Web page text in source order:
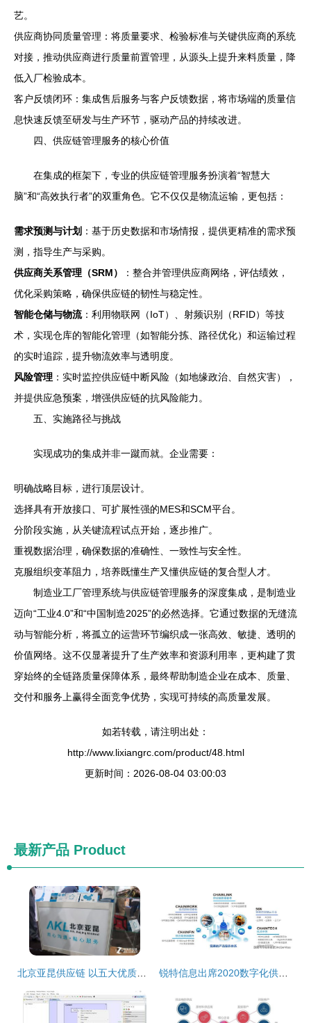
艺。
供应商协同质量管理：将质量要求、检验标准与关键供应商的系统
对接，推动供应商进行质量前置管理，从源头上提升来料质量，降
低入厂检验成本。
客户反馈闭环：集成售后服务与客户反馈数据，将市场端的质量信
息快速反馈至研发与生产环节，驱动产品的持续改进。
四、供应链管理服务的核心价值
在集成的框架下，专业的供应链管理服务扮演着“智慧大
脑”和“高效执行者”的双重角色。它不仅仅是物流运输，更包括：
需求预测与计划 ：基于历史数据和市场情报，提供更精准的需求预
测，指导生产与采购。
供应商关系管理（SRM）
：整合并管理供应商网络，评估绩效，
优化采购策略，确保供应链的韧性与稳定性。
智能仓储与物流：利用物联网（IoT）、射频识别（RFID）等技
术，实现仓库的智能化管理（如智能分拣、路径优化）和运输过程
的实时追踪，提升物流效率与透明度。
风险管理 ：实时监控供应链中断风险（如地缘政治、自然灾害），
并提供应急预案，增强供应链的抗风险能力。
五、实施路径与挑战
实现成功的集成并非一蹴而就。企业需要：
明确战略目标，进行顶层设计。
选择具有开放接口、可扩展性强的MES和SCM平台。
分阶段实施，从关键流程试点开始，逐步推广。
重视数据治理，确保数据的准确性、一致性与安全性。
克服组织变革阻力，培养既懂生产又懂供应链的复合型人才。
制造业工厂管理系统与供应链管理服务的深度集成，是制造业
迈向“工业4.0”和“中国制造2025”的必然选择。它通过数据的无缝流
动与智能分析，将孤立的运营环节编织成一张高效、敏捷、透明的
价值网络。这不仅显著提升了生产效率和资源利用率，更构建了贯
穿始终的全链路质量保障体系，最终帮助制造企业在成本、质量、
交付和服务上赢得全面竞争优势，实现可持续的高质量发展。
如若转载，请注明出处：
http://www.lixiangrc.com/product/48.html
更新时间：2026-08-04 03:00:03
最新产品 Product